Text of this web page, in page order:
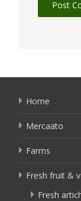
Home
Mercaato
Farms
Fresh fruit &
Fresh